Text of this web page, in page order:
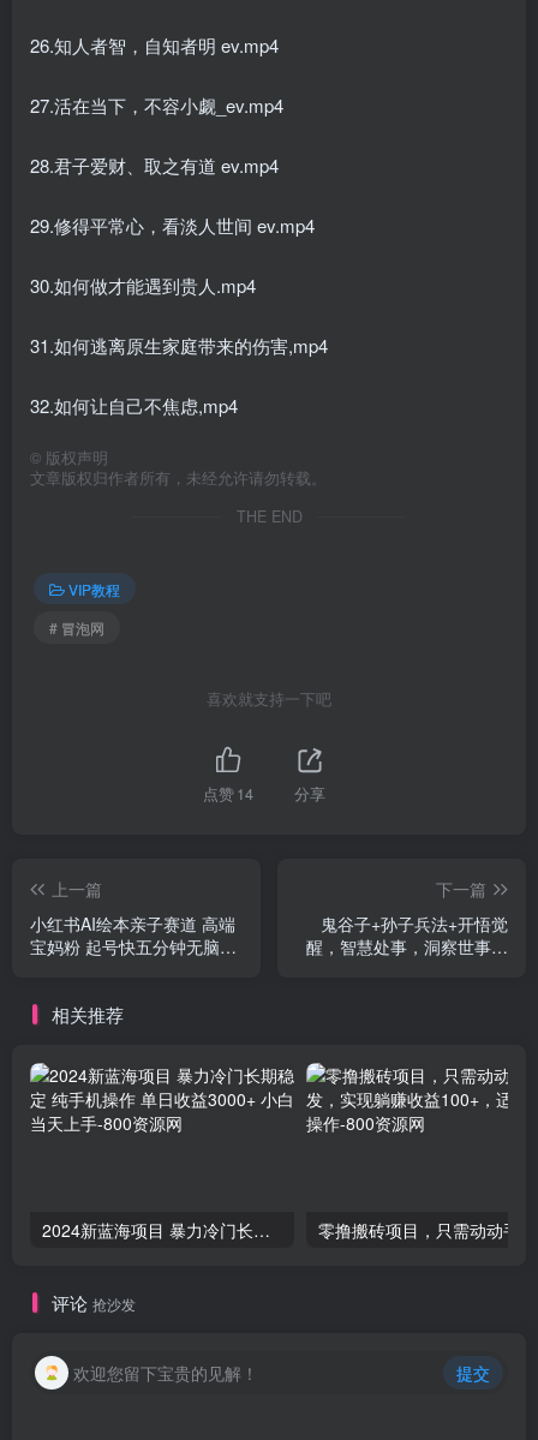
26.知人者智，自知者明 ev.mp4
27.活在当下，不容小觑_ev.mp4
28.君子爱财、取之有道 ev.mp4
29.修得平常心，看淡人世间 ev.mp4
30.如何做才能遇到贵人.mp4
31.如何逃离原生家庭带来的伤害,mp4
32.如何让自己不焦虑,mp4
© 版权声明
文章版权归作者所有，未经允许请勿转载。
THE END
VIP教程
# 冒泡网
喜欢就支持一下吧
点赞14 分享
上一篇
小红书AI绘本亲子赛道 高端
宝妈粉 起号快五分钟无脑原
下一篇
鬼谷子+孙子兵法+开悟觉
醒，智慧处事，洞察世事，
相关推荐
2024新蓝海项目 暴力冷门长期稳定 纯手机操作 单日收益3000+ 小白当天上手
评论 抢沙发
欢迎您留下宝贵的见解！ 提交